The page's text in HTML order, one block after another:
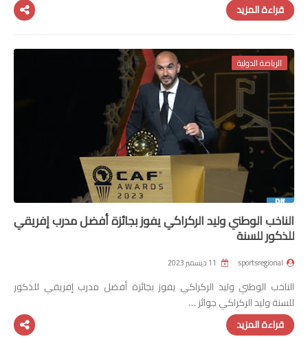
قراءة المزيد
الرياضة الدولية
الناخب الوطني وليد الركراكي يفوز بجائزة أفضل مدرب إفريقي
للذكور للسنة
sportsregional
الناخب الوطني وليد الركراكي يفوز بجائزة أفضل مدرب إفريقي للذكور
للسنة وليد الركراكي جوائز …
قراءة المزيد